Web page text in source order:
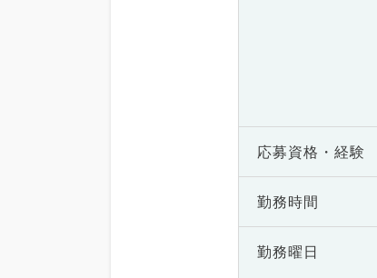
応募資格・ 経験
勤務時間
勤務曜日